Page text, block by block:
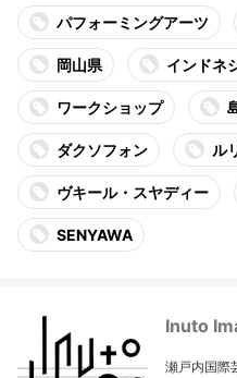
パフォーミングアーツ
岡山県 インドネ
ワークショップ
ダクソフォン ル
ヴキール・スヤディー
SENYAWA
Inuto
瀬戸内国際